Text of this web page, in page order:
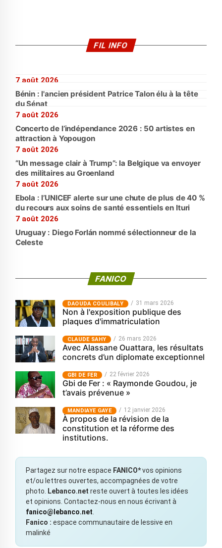
FIL INFO
7 août 2026
Bénin : l'ancien président Patrice Talon élu à la tête
du Sénat
7 août 2026
Concerto de l’indépendance 2026 : 50 artistes en
attraction à Yopougon
7 août 2026
“Un message clair à Trump”: la Belgique va envoyer
des militaires au Groenland
7 août 2026
Ebola : l’UNICEF alerte sur une chute de plus de 40 %
du recours aux soins de santé essentiels en Ituri
7 août 2026
Uruguay : Diego Forlán nommé sélectionneur de la
Celeste
FANICO
‎DAOUDA COULIBALY 31 mars 2026
Non à l'exposition publique des
plaques d'immatriculation
CLAUDE SAHY 26 mars 2026
Avec Alassane Ouattara, les résultats
concrets d’un diplomate exceptionnel
GBI DE FER 22 février 2026
Gbi de Fer : « Raymonde Goudou, je
t’avais prévenue »
MANDIAYE GAYE 12 janvier 2026
À propos de la révision de la
constitution et la réforme des
institutions.
Partagez sur notre espace FANICO*vos opinions
et/ou lettres ouvertes, accompagnées de votre
photo.
Lebanco.net reste ouvert à toutes les idées
et opinions. Contactez-nous en nous écrivant à
fanico@lebanco.net
Fanico : espace communautaire de lessive en
malinké